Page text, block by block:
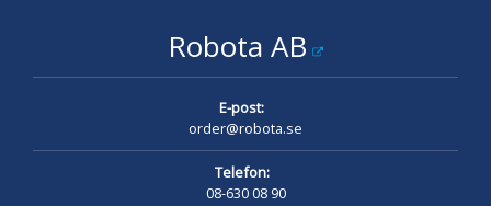
Robota AB
E-post:
order@robota.se
Telefon:
08-630 08 90